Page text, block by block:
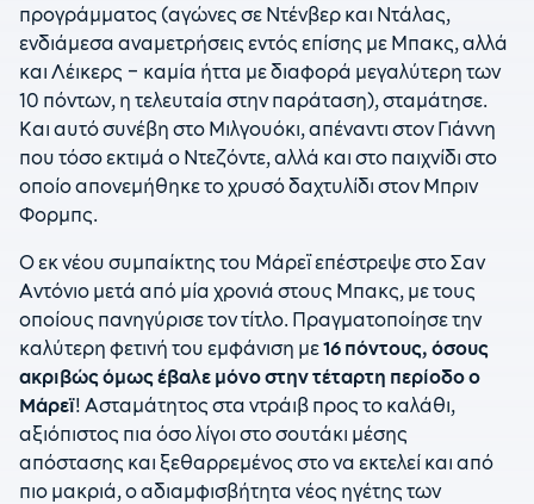
προγράμματος (αγώνες σε Ντένβερ και Ντάλας,
ενδιάμεσα αναμετρήσεις εντός επίσης με Μπακς, αλλά
και Λέικερς – καμία ήττα με διαφορά μεγαλύτερη των
10 πόντων, η τελευταία στην παράταση), σταμάτησε.
Και αυτό συνέβη στο Μιλγουόκι, απέναντι στον Γιάννη
που τόσο εκτιμά ο Ντεζόντε, αλλά και στο παιχνίδι στο
οποίο απονεμήθηκε το χρυσό δαχτυλίδι στον Μπριν
Φορμπς.
Ο εκ νέου συμπαίκτης του Μάρεϊ επέστρεψε στο Σαν
Αντόνιο μετά από μία χρονιά στους Μπακς, με τους
οποίους πανηγύρισε τον τίτλο. Πραγματοποίησε την
καλύτερη φετινή του εμφάνιση με16 πόντους, όσους
ακριβώς όμως έβαλε μόνο στην τέταρτη περίοδο ο
Μάρεϊ! Ασταμάτητος στα ντράιβ προς το καλάθι,
αξιόπιστος πια όσο λίγοι στο σουτάκι μέσης
απόστασης και ξεθαρρεμένος στο να εκτελεί και από
πιο μακριά, ο αδιαμφισβήτητα νέος ηγέτης των